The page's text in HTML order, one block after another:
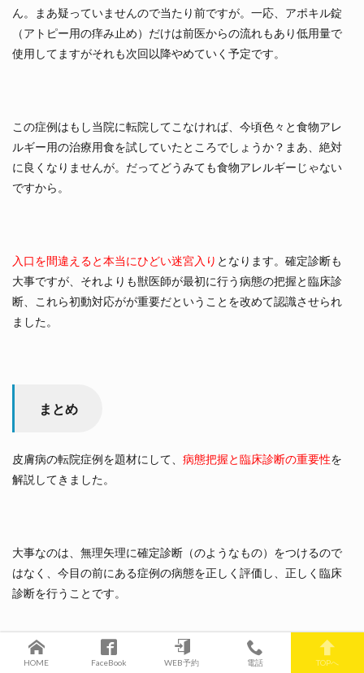
ん。まあ疑っていませんので当たり前ですが。一応、アポキル錠
（アトピー用の痒み止め）だけは前医からの流れもあり低用量で
使用してますがそれも次回以降やめていく予定です。
この症例はもし当院に転院してこなければ、今頃色々と食物アレ
ルギー用の治療用食を試していたところでしょうか？まあ、絶対
に良くなりませんが。だってどうみても食物アレルギーじゃない
ですから。
入口を間違えると本当にひどい迷宮入り となります。確定診断も
大事ですが、それよりも獣医師が最初に行う病態の把握と臨床診
断、これら初動対応がが重要だということを改めて認識させられ
ました。
まとめ
皮膚病の転院症例を題材にして、 病態把握と臨床診断の重要性を
解説してきました。
大事なのは、無理矢理に確定診断（のようなもの）をつけるので
はなく、今目の前にある症例の病態を正しく評価し、正しく臨床
診断を行うことです。
病態を評価するのには、色んな情報を正しく整理する必要があり
HOME FaceBook WEB予約 電話 TOPへ